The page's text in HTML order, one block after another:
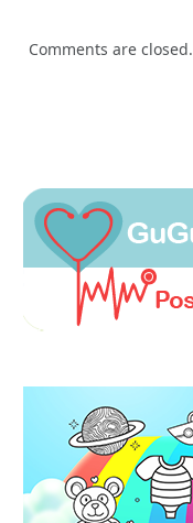
Comments are closed.